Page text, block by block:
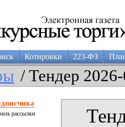
Котировки 223-ФЗ
/ Тендер
рассылки